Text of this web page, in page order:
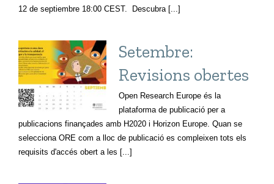
12 de septiembre 18:00 CEST. Descubra [...]
Setembre:
Revisions obertes
Open Research Europe és la
plataforma de publicació per a
publicacions finançades amb H2020 i Horizon Europe. Quan se
selecciona ORE com a lloc de publicació es compleixen tots els
requisits d'accés obert a les [...]